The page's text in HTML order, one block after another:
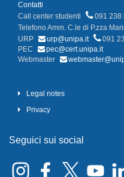
Contatti
Call center studenti
091 238
Telefono Amm. C.le di P.zza
URP
urp@unipa.it
091
PEC
pec@cert.unipa.it
Webmaster
Legal notes
Privacy
Seguici sui social